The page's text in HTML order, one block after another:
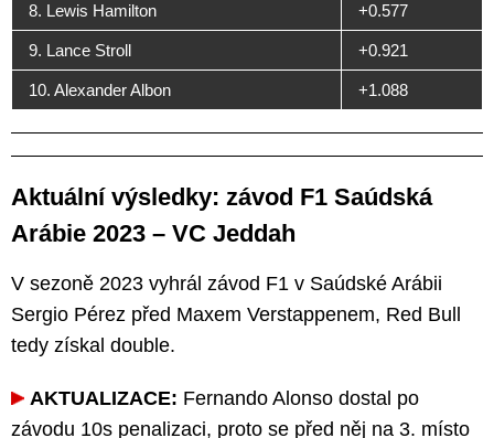
8. Lewis Hamilton +0.577
9. Lance Stroll +0.921
10. Alexander Albon +1.088
Aktuální výsledky: závod F1 Saúdská
Arábie 2023 – VC Jeddah
V sezoně 2023 vyhrál závod F1 v Saúdské Arábii
Sergio Pérez před Maxem Verstappenem, Red Bull
tedy získal double.
AKTUALIZACE: Fernando Alonso dostal po
závodu 10s penalizaci, proto se před něj na 3. místo